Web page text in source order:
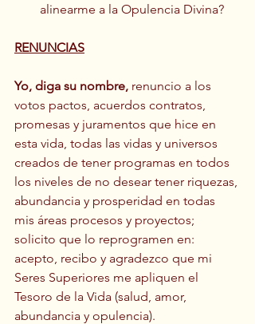
alinearme a la Opulencia Divina?
RENUNCIAS
Yo, diga su nombre, renuncio a los
votos pactos, acuerdos contratos,
promesas y juramentos que hice en
esta vida, todas las vidas y universos
creados de tener programas en todos
los niveles de no desear tener riquezas,
abundancia y prosperidad en todas
mis áreas procesos y proyectos;
solicito que lo reprogramen en:
acepto, recibo y agradezco que mi
Seres Superiores me apliquen el
Tesoro de la Vida (salud, amor,
abundancia y opulencia).